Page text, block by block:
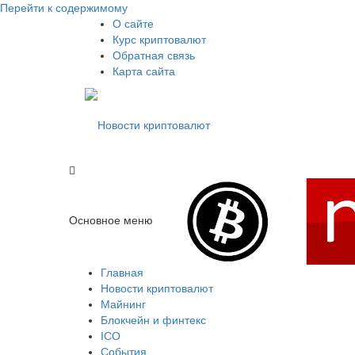
Перейти к содержимому
О сайте
Курс криптовалют
Обратная связь
Карта сайта
Новости криптовалют
Основное меню
Новости криптовалют
Главная
Новости криптовалют
Майнинг
Блокчейн и финтекс
ICO
События